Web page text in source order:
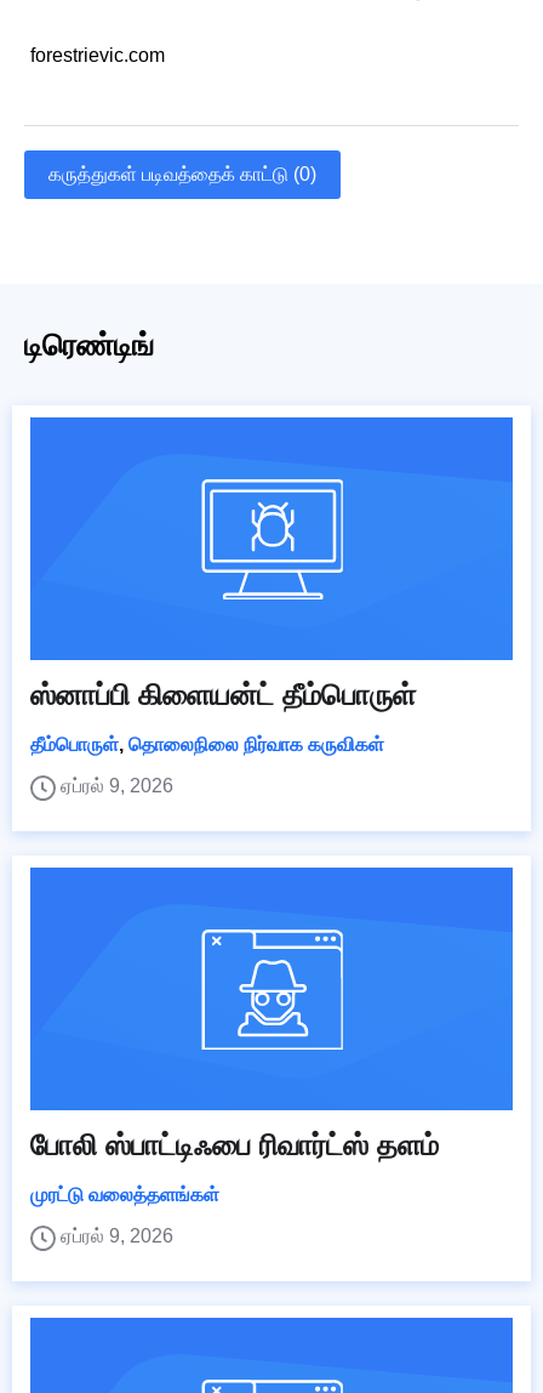
forestrievic.com
கருத்துகள் படிவத்தைக் காட்டு (0)
டிரெண்டிங்
ஸ்னாப்பி கிளையன்ட் தீம்பொருள்
தீம்பொருள், தொலைநிலை நிர்வாக கருவிகள்
ஏப்ரல் 9, 2026
போலி ஸ்பாட்டிஃபை ரிவார்ட்ஸ் தளம்
முரட்டு வலைத்தளங்கள்
ஏப்ரல் 9, 2026